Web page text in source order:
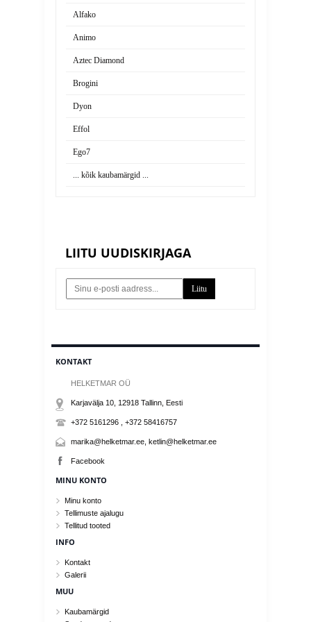
Alfako
Animo
Aztec Diamond
Brogini
Dyon
Effol
Ego7
... kõik kaubamärgid ...
LIITU UUDISKIRJAGA
Liitu
KONTAKT
HELKETMAR OÜ
Karjavälja 10, 12918 Tallinn , Eesti
+372 5161296 , +372 58416757
marika@helketmar.ee, ketlin@helketmar.ee
Facebook
MINU KONTO
Minu konto
Tellimuste ajalugu
Tellitud tooted
INFO
Kontakt
Galerii
MUU
Kaubamärgid